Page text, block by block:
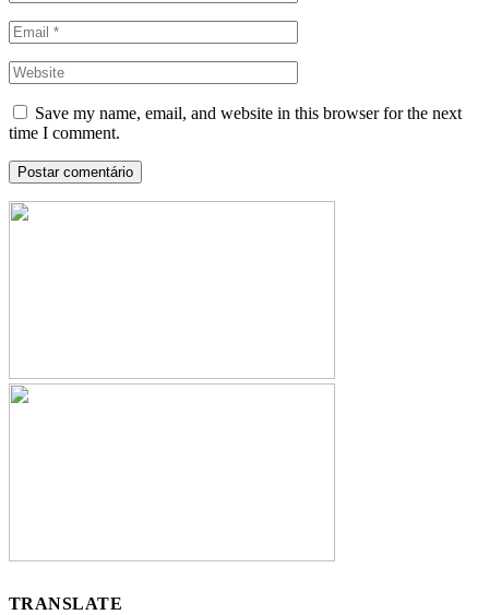
Save my name, email, and website in this browser for the next
time I comment.
TRANSLATE